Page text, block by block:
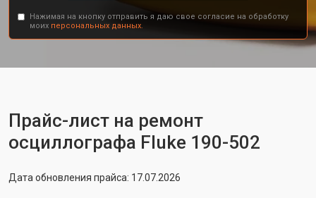
Нажимая на кнопку отправить я даю свое согласие на обработку
моих персональных данных.
Прайс-лист на ремонт
осциллографа Fluke 190-502
Дата обновления прайса: 17.07.2026